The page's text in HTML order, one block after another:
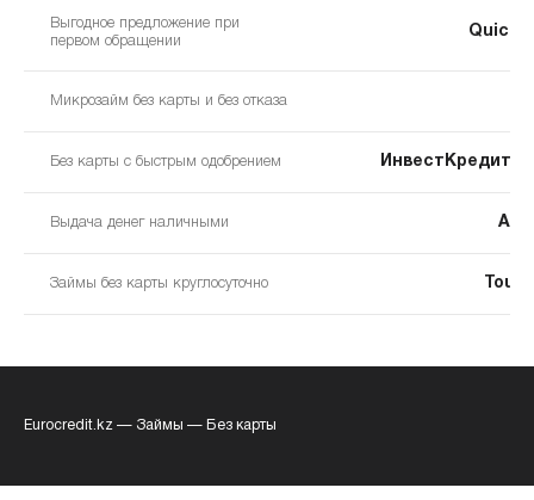
Выгодное предложение при
первом обращении
Quick
Микрозайм без карты и без отказа
Без карты с быстрым одобрением
Выдача денег наличными
Займы без карты круглосуточно
Eurocredit.kz — Займы — Без карты